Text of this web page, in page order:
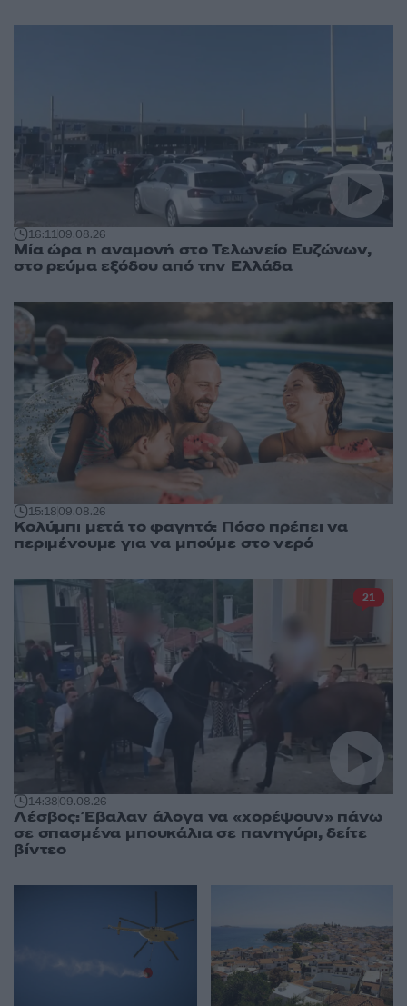
16:1109.08.26
Μία ώρα η αναμονή στο Τελωνείο Ευζώνων,
στο ρεύμα εξόδου από την Ελλάδα
15:1809.08.26
Κολύμπι μετά το φαγητό: Πόσο πρέπει να
περιμένουμε για να μπούμε στο νερό
14:3809.08.26
Λέσβος: Έβαλαν άλογα να «χορέψουν» πάνω
σε σπασμένα μπουκάλια σε πανηγύρι, δείτε
βίντεο
21